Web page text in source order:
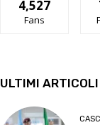
4,527
Fans
ULTIMI ARTICOLI